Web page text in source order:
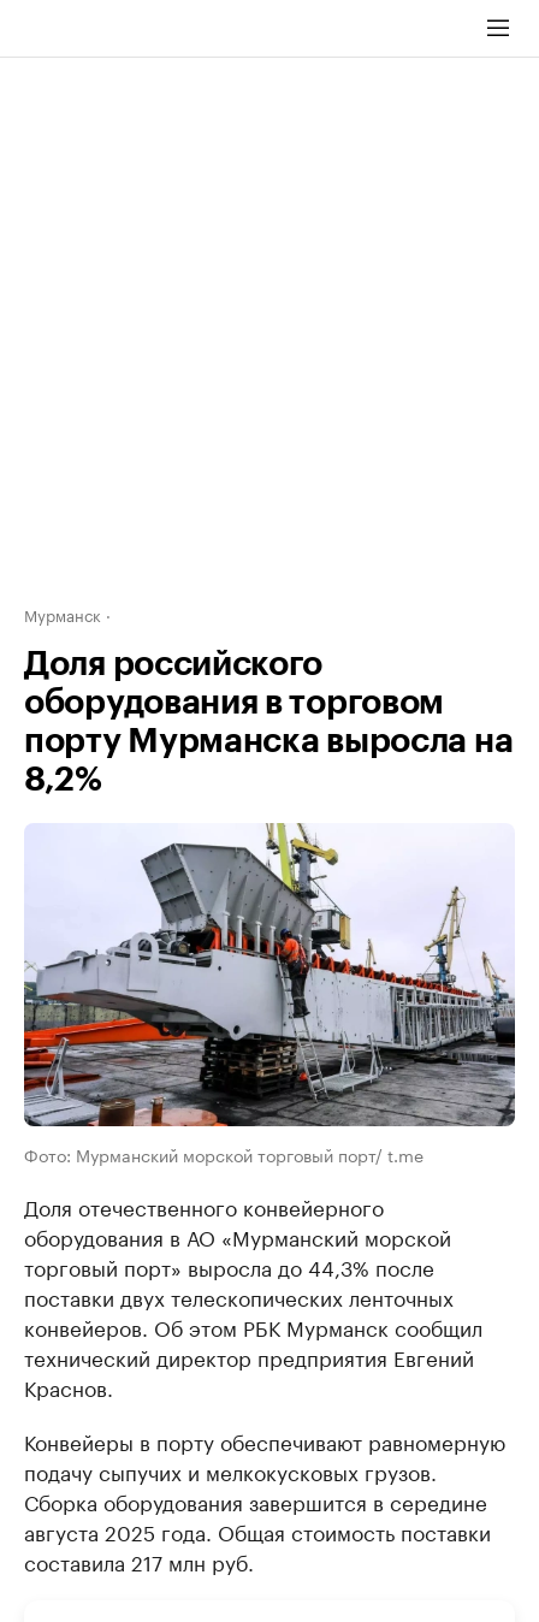
Мурманск
Доля российского
оборудования в торговом
порту Мурманска выросла на
8,2%
Фото: Мурманский морской торговый порт/ t.me
Доля отечественного конвейерного
оборудования в АО «Мурманский морской
торговый порт» выросла до 44,3% после
поставки двух телескопических ленточных
конвейеров. Об этом РБК Мурманск сообщил
технический директор предприятия Евгений
Краснов.
Конвейеры в порту обеспечивают равномерную
подачу сыпучих и мелкокусковых грузов.
Сборка оборудования завершится в середине
августа 2025 года. Общая стоимость поставки
составила 217 млн руб.